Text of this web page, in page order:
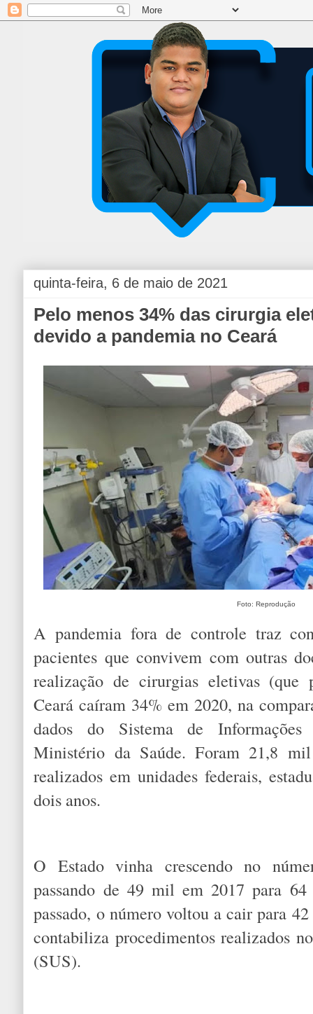
quinta-feira, 6 de maio de 2021
Pelo menos 34% das cirurgia
devido a pandemia no Ceará
Foto: Reprodução
A pandemia fora de controle traz
pacientes que convivem com outras
realização de cirurgias eletivas (que
Ceará caíram 34% em 2020, na
dados do Sistema de
Ministério da Saúde. Foram 21,8
realizados em unidades federais,
dois anos.
O Estado vinha crescendo no
passando de 49 mil em 2017 para
passado, o número voltou a cair para
contabiliza procedimentos realizados
(SUS).